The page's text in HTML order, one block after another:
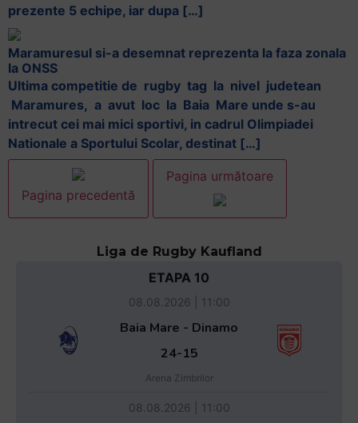
prezente 5 echipe, iar dupa […]
Maramuresul si-a desemnat reprezenta la faza zonala
la ONSS
Ultima competitie de rugby tag la nivel judetean
Maramures, a avut loc la Baia Mare unde s-au
intrecut cei mai mici sportivi, in cadrul Olimpiadei
Nationale a Sportului Scolar, destinat […]
Pagina precedentă
Pagina următoare
Liga de Rugby Kaufland
ETAPA 10
08.08.2026 | 11:00
Baia Mare - Dinamo
24-15
Arena Zimbrilor
08.08.2026 | 11:00